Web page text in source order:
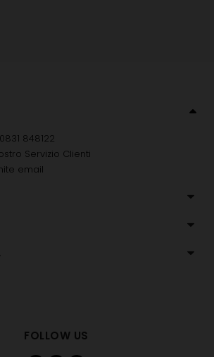
848122
Servizio Clienti
email
FOLLOW US